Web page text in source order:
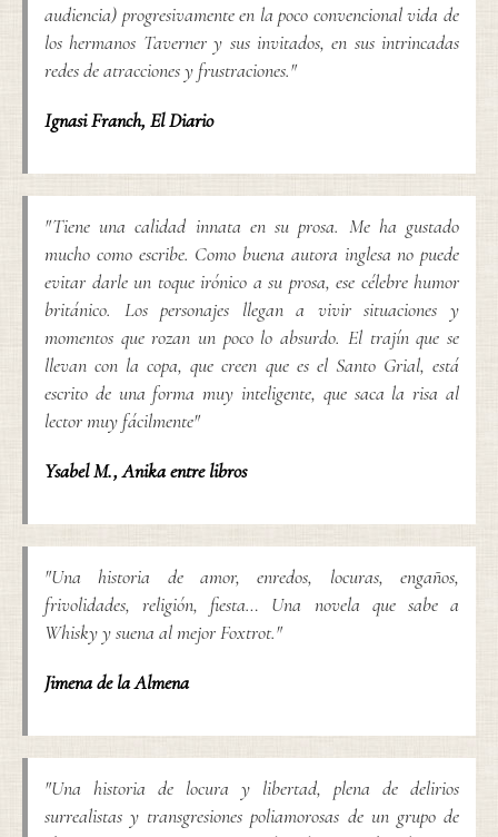
audiencia) progresivamente en la poco convencional vida de
los hermanos Taverner y sus invitados, en sus intrincadas
redes de atracciones y frustraciones."
Ignasi Franch, El Diario
"Tiene una calidad innata en su prosa. Me ha gustado
mucho como escribe. Como buena autora inglesa no puede
evitar darle un toque irónico a su prosa, ese célebre humor
británico. Los personajes llegan a vivir situaciones y
momentos que rozan un poco lo absurdo. El trajín que se
llevan con la copa, que creen que es el Santo Grial, está
escrito de una forma muy inteligente, que saca la risa al
lector muy fácilmente"
Ysabel M.,Anika entre libros
"Una historia de amor, enredos, locuras, engaños,
frivolidades, religión, fiesta… Una novela que sabe a
Whisky y suena al mejor Foxtrot."
Jimena de la Almena
"Una historia de locura y libertad, plena de delirios
surrealistas y transgresiones poliamorosas de un grupo de